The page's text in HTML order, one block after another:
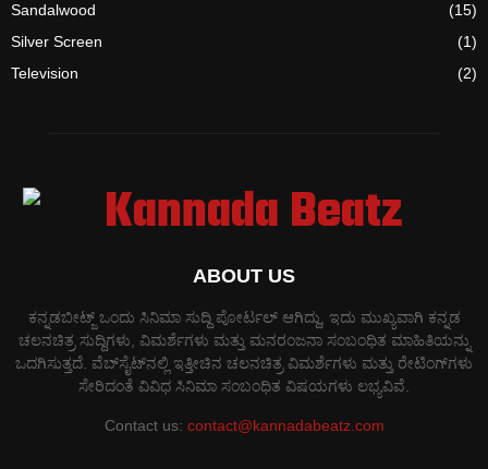
Sandalwood
(15)
Silver Screen
(1)
Television
(2)
ABOUT US
ಕನ್ನಡಬೀಟ್ಜ್ ಒಂದು ಸಿನಿಮಾ ಸುದ್ದಿ ಪೋರ್ಟಲ್ ಆಗಿದ್ದು, ಇದು ಮುಖ್ಯವಾಗಿ ಕನ್ನಡ
ಚಲನಚಿತ್ರ ಸುದ್ದಿಗಳು, ವಿಮರ್ಶೆಗಳು ಮತ್ತು ಮನರಂಜನಾ ಸಂಬಂಧಿತ ಮಾಹಿತಿಯನ್ನು
ಒದಗಿಸುತ್ತದೆ. ವೆಬ್‌ಸೈಟ್‌ನಲ್ಲಿ ಇತ್ತೀಚಿನ ಚಲನಚಿತ್ರ ವಿಮರ್ಶೆಗಳು ಮತ್ತು ರೇಟಿಂಗ್‌ಗಳು
ಸೇರಿದಂತೆ ವಿವಿಧ ಸಿನಿಮಾ ಸಂಬಂಧಿತ ವಿಷಯಗಳು ಲಭ್ಯವಿವೆ.
Contact us: contact@kannadabeatz.com